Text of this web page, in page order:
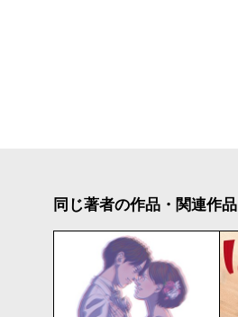
同じ著者の作品・関連作品